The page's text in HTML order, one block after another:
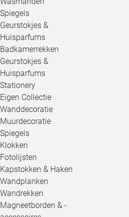
Spiegels
Geurstokjes &
Huisparfums
Badkamerrekken
Geurstokjes &
Huisparfums
Stationery
Eigen Collectie
Wanddecoratie
Muurdecoratie
Spiegels
Klokken
Fotolijsten
Kapstokken & Haken
Wandplanken
Wandrekken
Magneetborden & -